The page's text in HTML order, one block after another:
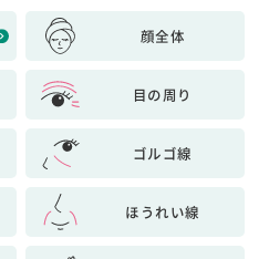
顔全体
目の周り
ゴルゴ線
ほうれい線